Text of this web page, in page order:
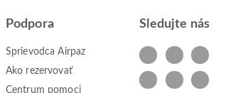
Podpora
Sprievodca Airpaz
Ako rezervovať
Centrum pomoci
Sledujte nás